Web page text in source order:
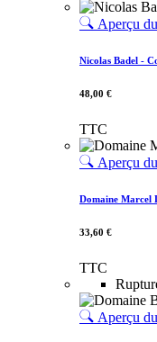
Aperçu
Nicolas Badel -
48,00 €
TTC
Aperçu
Domaine Marcel
33,60 €
TTC
Aperçu